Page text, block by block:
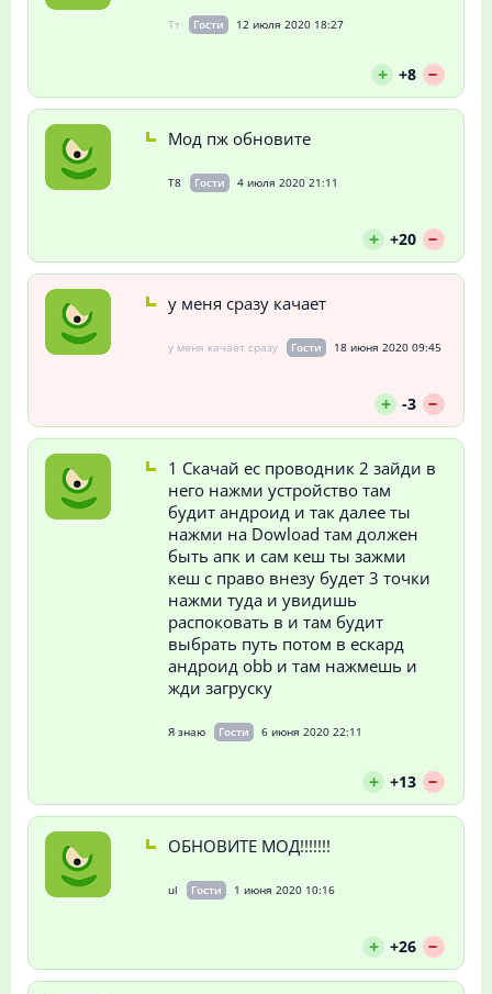
Тт Гости 12 июля 2020 18:27
+ +8 --
Мод пж обновите
T8 Гости 4 июля 2020 21:11
+ +20 --
у меня сразу качает
у меня качает сразу Гости 18 июня 2020 09:45
+ -3 --
1 Скачай ес проводник 2 зайди в
него нажми устройство там
будит андроид и так далее ты
нажми на Dowload там должен
быть апк и сам кеш ты зажми
кеш с право внезу будет 3 точки
нажми туда и увидишь
распоковать в и там будит
выбрать путь потом в ескард
андроид obb и там нажмешь и
жди загруску
Я знаю Гости 6 июня 2020 22:11
+ +13 --
ОБНОВИТЕ МОД!!!!!!!
ul Гости 1 июня 2020 10:16
+ +26 --